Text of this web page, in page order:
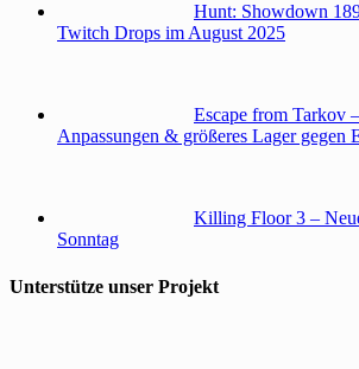
Hunt: Showdown
Twitch Drops im August 2025
Escape from Tarkov
Anpassungen & größeres Lager gegen
Killing Floor 3 –
Sonntag
Unterstütze unser Projekt